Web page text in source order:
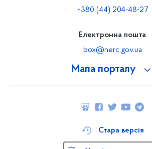
Мапа порталу
+380 (44) 204-48-27
Електронна пошта
box@nerc.gov.ua
Стара версія